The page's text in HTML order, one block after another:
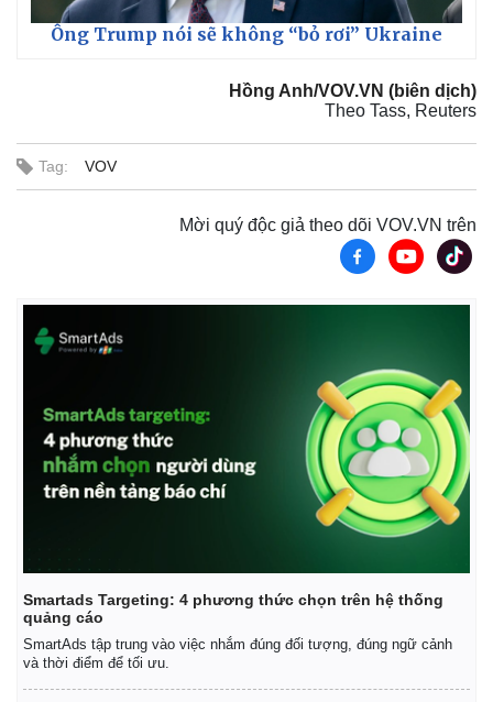
Ông Trump nói sẽ không “bỏ rơi” Ukraine
Hồng Anh/VOV.VN (biên dịch)
Theo Tass, Reuters
Tag: VOV
Mời quý độc giả theo dõi VOV.VN trên
Smartads Targeting: 4 phương thức chọn trên hệ thống
quảng cáo
SmartAds tập trung vào việc nhắm đúng đối tượng, đúng ngữ cảnh
và thời điểm để tối ưu.